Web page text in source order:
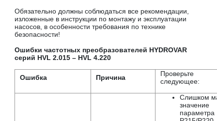
Обязательно должны соблюдаться все рекомендации,
изложенные в инструкции по монтажу и эксплуатации
насосов, в особенности требования по технике
безопасности!
Ошибки частотных преобразователей HYDROVAR
серий HVL 2.015 – HVL 4.220
Ошибка Причина
Проверьте
следующее:
Слишком
значение
параметра